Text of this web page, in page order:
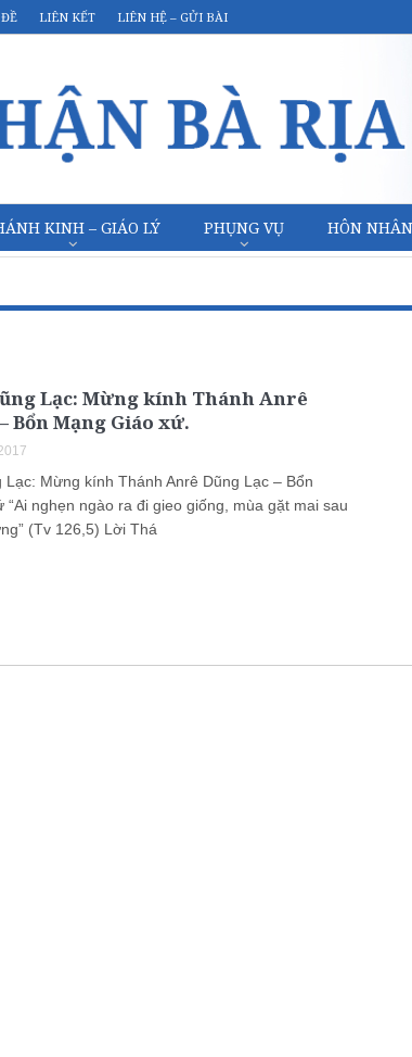
LIÊN KẾT LIÊN HỆ – GỬI BÀI
KINH – GIÁO LÝ PHỤNG VỤ HÔN
Lạc: Mừng kính Thánh Anrê
Bổn Mạng Giáo xứ.
Lạc: Mừng kính Thánh Anrê Dũng Lạc – Bổn
“Ai nghẹn ngào ra đi gieo giống, mùa gặt mai sau
(Tv 126,5) Lời Thá